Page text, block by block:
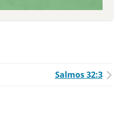
Salmos 32:3